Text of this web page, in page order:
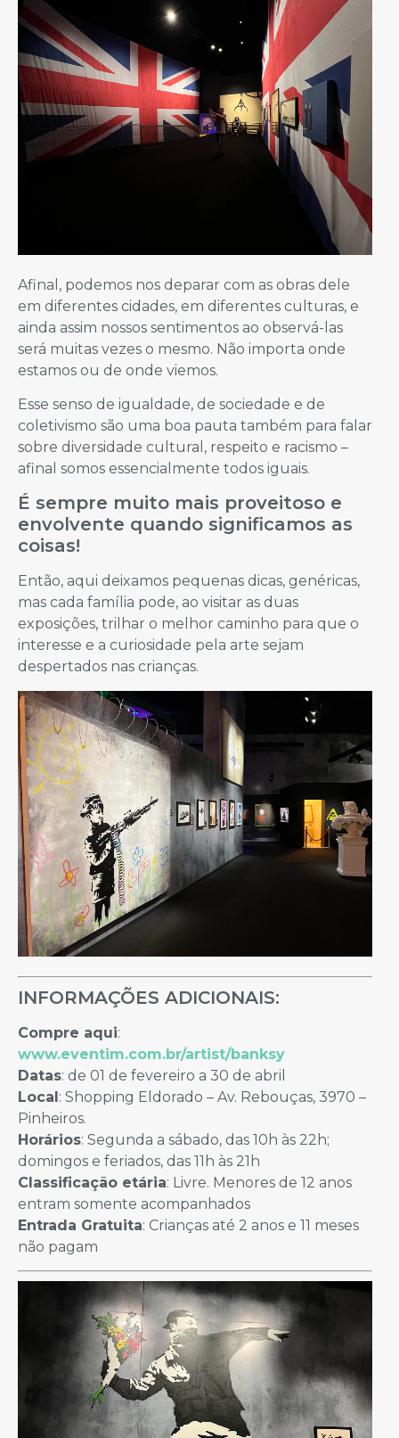
Afinal, podemos nos deparar com as obras dele
em diferentes cidades, em diferentes culturas, e
ainda assim nossos sentimentos ao observá-las
será muitas vezes o mesmo. Não importa onde
estamos ou de onde viemos.
Esse senso de igualdade, de sociedade e de
coletivismo são uma boa pauta também para falar
sobre diversidade cultural, respeito e racismo –
afinal somos essencialmente todos iguais.
É sempre muito mais proveitoso e
envolvente quando significamos as
coisas!
Então, aqui deixamos pequenas dicas, genéricas,
mas cada família pode, ao visitar as duas
exposições, trilhar o melhor caminho para que o
interesse e a curiosidade pela arte sejam
despertados nas crianças.
INFORMAÇÕES ADICIONAIS:
Compre aqui:
www.eventim.com.br/artist/banksy
Datas: de 01 de fevereiro a 30 de abril
Local: Shopping Eldorado – Av. Rebouças, 3970 –
Pinheiros.
Horários: Segunda a sábado, das 10h às 22h;
domingos e feriados, das 11h às 21h
Classificação etária: Livre. Menores de 12 anos
entram somente acompanhados
Entrada Gratuita: Crianças até 2 anos e 11 meses
não pagam